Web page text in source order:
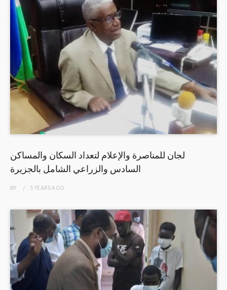
لجان للمناصرة والإعلام لتعداد السكان والمساكن
السادس والزراعي الشامل بالجزيرة
BY 5 YEARSAGO